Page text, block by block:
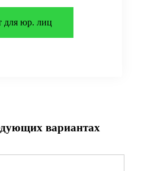
для юр. лиц
вариантах